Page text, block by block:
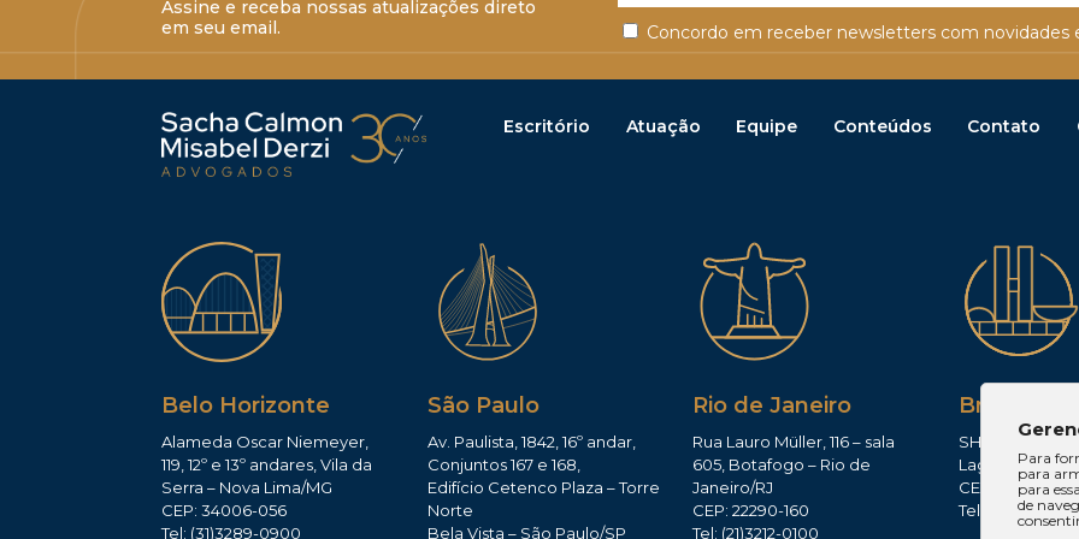
Assine e receba nossas atualizações direto
em seu email.
Concordo em receber newsletters com novidades
Escritório Atuação Equipe Conteúdos Contato
Belo Horizonte
Alameda Oscar Niemeyer,
119, 12º e 13º andares, Vila da
Serra – Nova Lima/MG
CEP: 34006-056
Tel: (31)3289-0900
São Paulo
Av. Paulista, 1842, 16º andar,
Conjuntos 167 e 168,
Edifício Cetenco Plaza – Torre
Norte
Bela Vista – São Paulo/SP
Rio de Janeiro
Rua Lauro Müller, 116 – sala
605, Botafogo – Rio de
Janeiro/RJ
CEP: 22290-160
Tel: (21)3212-0100
Brasília
SHIS QI 11,
Lago Sul –
CEP: 71625-300
Tel: (61)3224-
Para
para
para
de